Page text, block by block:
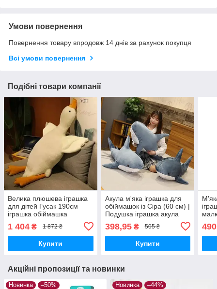
Умови повернення
Повернення товару впродовж 14 днів за рахунок покупця
Всі умови повернення
Подібні товари компанії
Велика плюшева іграшка
для дітей Гусак 190см
іграшка обіймашка
1 404 ₴ 1 872 ₴
Купити
Акула м'яка іграшка для
обіймашок із Сіра (60 см) |
Подушка іграшка акула
398,95₴ 505 ₴
Купити
Акційні пропозиції та новинки
Новинка –50% Новинка –44%